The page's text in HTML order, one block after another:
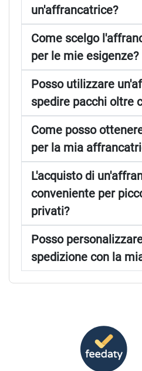
un'affrancatrice?
Come scelgo
per le mie esigenze?
Posso utilizzare
spedire pacchi oltre
Come posso
per la mia
L'acquisto di
conveniente per
privati?
Posso
spedizione con la